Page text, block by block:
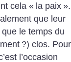
cela « la paix ».
que leur
le temps du
?) clos. Pour
l’occasion